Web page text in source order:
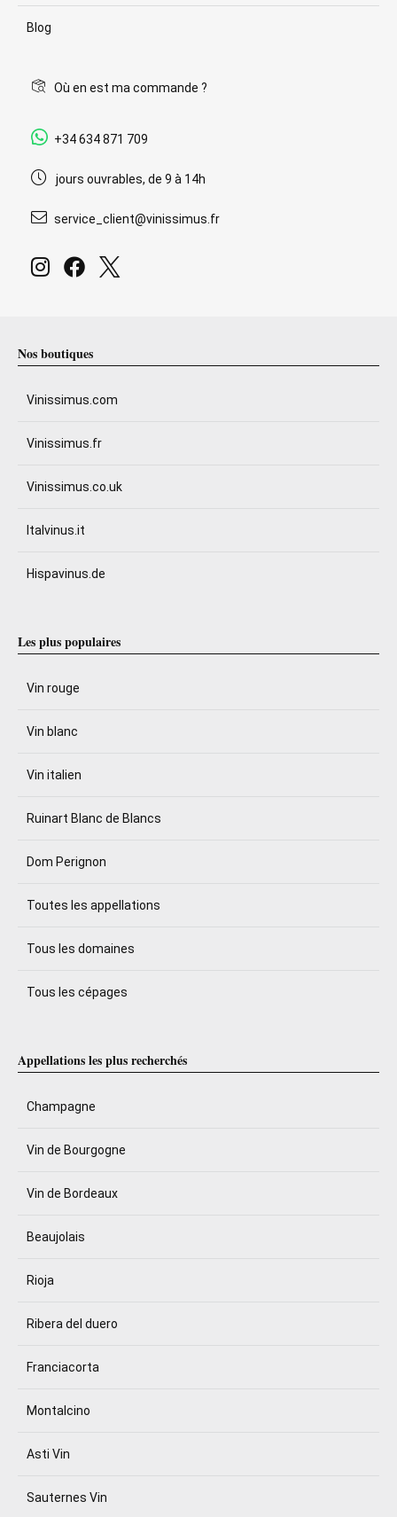
Blog
Où en est ma commande ?
+34 634 871 709
jours ouvrables, de 9 à 14h
service_client@vinissimus.fr
Nos boutiques
Vinissimus.com
Vinissimus.fr
Vinissimus.co.uk
Italvinus.it
Hispavinus.de
Les plus populaires
Vin rouge
Vin blanc
Vin italien
Ruinart Blanc de Blancs
Dom Perignon
Toutes les appellations
Tous les domaines
Tous les cépages
Appellations les plus recherchés
Champagne
Vin de Bourgogne
Vin de Bordeaux
Beaujolais
Rioja
Ribera del duero
Franciacorta
Montalcino
Asti Vin
Sauternes Vin